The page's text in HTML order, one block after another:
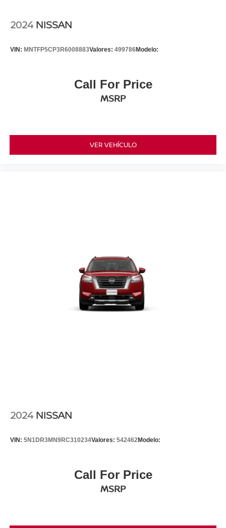
2024 NISSAN
VIN: MNTFP5CP3R6008883Valores: 499786Modelo:
Call For Price
MSRP
VER VEHÍCULO
2024 NISSAN
VIN: 5N1DR3MN9RC310234Valores: 542462Modelo:
Call For Price
MSRP